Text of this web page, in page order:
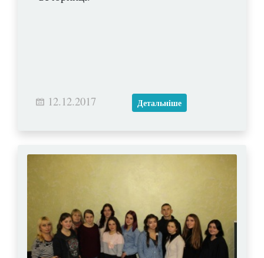
12.12.2017 Детальніше